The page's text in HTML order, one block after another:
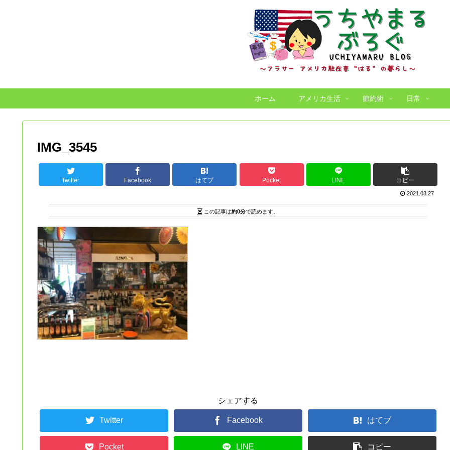
ホーム アメリカ生活 節約術 日常
IMG_3545
Twitter Facebook はてブ Pocket LINE コピー
2021.03.27
この記事は約0分で読めます。
シェアする
Twitter Facebook はてブ
Pocket LINE コピー